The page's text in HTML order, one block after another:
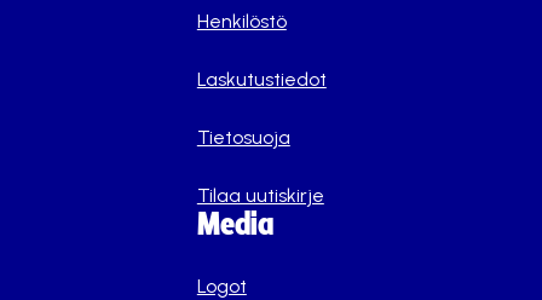
Henkilöstö
Laskutustiedot
Tietosuoja
Tilaa uutiskirje
Media
Logot